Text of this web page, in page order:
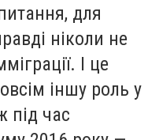
для
ніколи не
І це
іншу роль у
під час